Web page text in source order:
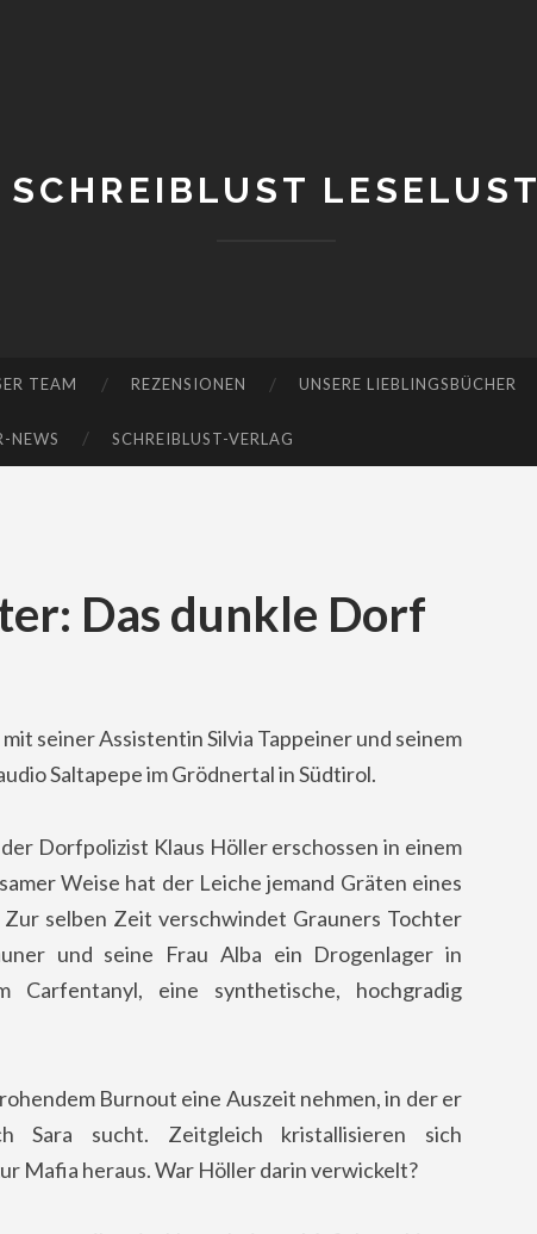
SCHREIBLUST LESELUST
TEAM REZENSIONEN UNSERE LIEBLINGSBÜCHER
NEWS SCHREIBLUST-VERLAG
Das dunkle Dorf
seiner Assistentin Silvia Tappeiner und seinem
Saltapepe im Grödnertal in Südtirol.
Dorfpolizist Klaus Höller erschossen in einem
Weise hat der Leiche jemand Gräten eines
selben Zeit verschwindet Grauners Tochter
und seine Frau Alba ein Drogenlager in
Carfentanyl, eine synthetische, hochgradig
Burnout eine Auszeit nehmen, in der er
Sara sucht. Zeitgleich kristallisieren sich
Mafia heraus. War Höller darin verwickelt?